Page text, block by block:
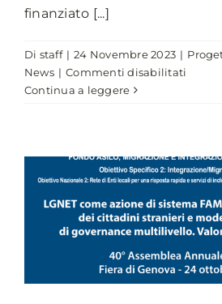
finanziato [...]
Di staff | 24 Novembre 2023 |
News | Commenti disabilitati
Continua a leggere